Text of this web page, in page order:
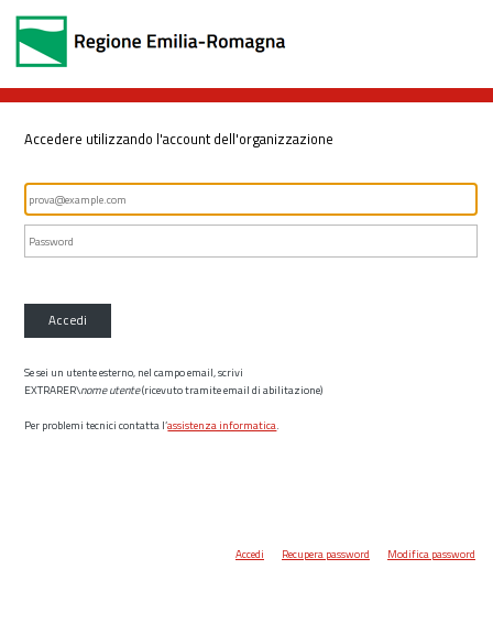
Accedere utilizzando l'account dell'organizzazione
Accedi
Se sei un utente esterno, nel campo email, scrivi
EXTRARER\nome utente(ricevuto tramite email di abilitazione)
Per problemi tecnici contatta l’assistenza informatica.
Accedi Recupera password Modifica password